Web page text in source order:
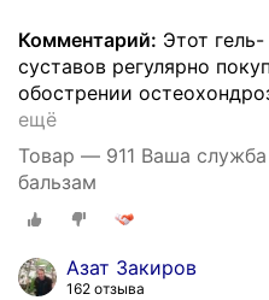
Комментарий: Этот
суставов регулярно
обострении
ещё
Товар — 911 Ваша
бальзам
Азат Закиров
162 отзыва